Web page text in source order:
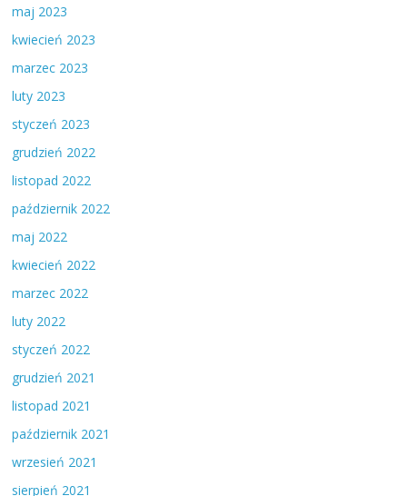
maj 2023
kwiecień 2023
marzec 2023
luty 2023
styczeń 2023
grudzień 2022
listopad 2022
październik 2022
maj 2022
kwiecień 2022
marzec 2022
luty 2022
styczeń 2022
grudzień 2021
listopad 2021
październik 2021
wrzesień 2021
sierpień 2021